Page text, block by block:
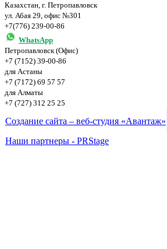
Казахстан, г. Петропавловск
ул. Абая 29, офис №301
+7(776) 239-00-86
WhatsApp
Петропавловск (Офис)
+7 (7152) 39-00-86
для Астаны
+7 (7172) 69 57 57
для Алматы
+7 (727) 312 25 25
Создание сайта – веб-студия «Авантаж»
Наши партнеры - PRStage